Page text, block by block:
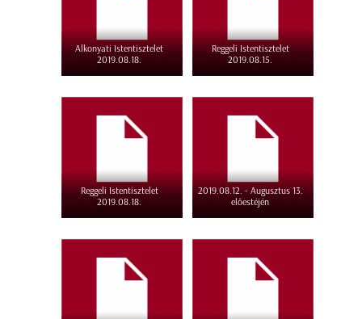
Alkonyati Istentisztelet
2019.08.18.
Reggeli Istentisztelet
2019.08.15.
Reggeli Istentisztelet
2019.08.18.
2019.08.12. - Augusztus 13.
előestéjén